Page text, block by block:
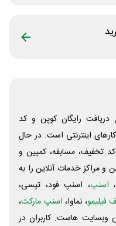
رایگان کوپن و کد
اینترنتی است. در حال
تخفیف، مسابقه، کمپین و
و مراکز خدمات آنلاین را به
، اسنپ، اسنپ فود، تپسی،
فیلیمو، نماوا، اسنپ مارکت،
وبسایت ‌هاست. کاربران در